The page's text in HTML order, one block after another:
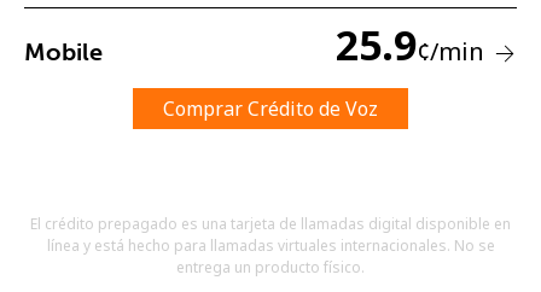
No se ha creado una contraseña
Mínimo 8 caracteres
Un caracter especial
Mobile 25.9¢/min
Comprar Crédito de Voz
El crédito prepagado es una tarjeta de llamadas digital disponible en
línea y está hecho para llamadas virtuales internacionales. No se
entrega un producto físico.